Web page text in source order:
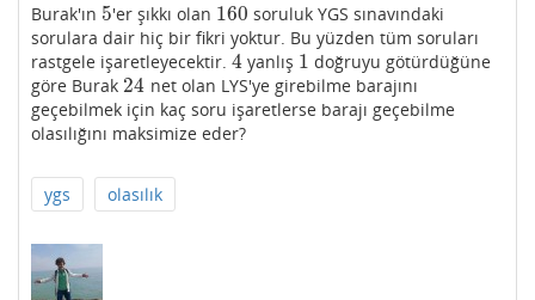
Burak'ın 5
5'er şıkkı olan 160
160 soruluk YGS sınavındaki
sorulara dair hiç bir fikri yoktur. Bu yüzden tüm soruları
rastgele işaretleyecektir. 4
4yanlış 1
1 doğruyu götürdüğüne
göre Burak 24
24 net olan LYS'ye girebilme barajını
geçebilmek için kaç soru işaretlerse barajı geçebilme
olasılığını maksimize eder?
ygs olasılık